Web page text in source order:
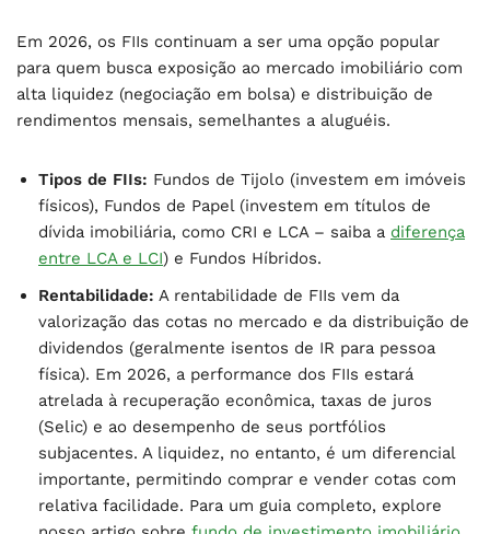
Em 2026, os FIIs continuam a ser uma opção popular
para quem busca exposição ao mercado imobiliário com
alta liquidez (negociação em bolsa) e distribuição de
rendimentos mensais, semelhantes a aluguéis.
Tipos de FIIs: Fundos de Tijolo (investem em imóveis
físicos), Fundos de Papel (investem em títulos de
dívida imobiliária, como CRI e LCA – saiba a diferença
entre LCA e LCI) e Fundos Híbridos.
Rentabilidade: A rentabilidade de FIIs vem da
valorização das cotas no mercado e da distribuição de
dividendos (geralmente isentos de IR para pessoa
física). Em 2026, a performance dos FIIs estará
atrelada à recuperação econômica, taxas de juros
(Selic) e ao desempenho de seus portfólios
subjacentes. A liquidez, no entanto, é um diferencial
importante, permitindo comprar e vender cotas com
relativa facilidade. Para um guia completo, explore